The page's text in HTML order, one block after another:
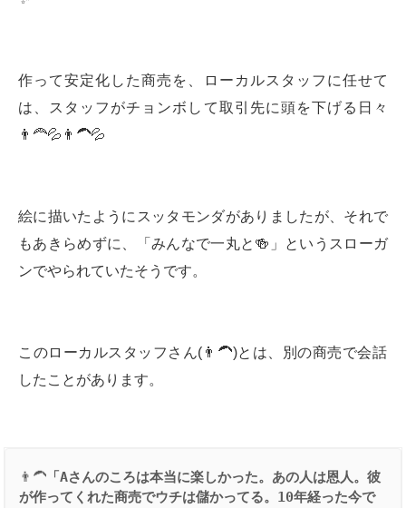
作って安定化した商売を、ローカルスタッフに任せて
は、スタッフがチョンボして取引先に頭を下げる日々
👨‍🦰💦👨‍🦱💦
絵に描いたようにスッタモンダがありましたが、それで
もあきらめずに、「みんなで一丸と🍻」というスローガ
ンでやられていたそうです。
このローカルスタッフさん(👨‍🦱)とは、別の商売で会話
したことがあります。
👨‍🦱 「Aさんのころは本当に楽しかった。あの人は恩人。彼
が作ってくれた商売でウチは儲かってる。 10年経った今で